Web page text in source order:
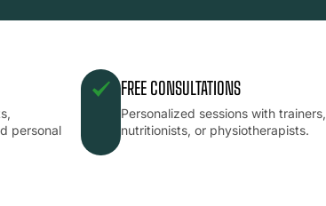
personal
FREE CONSULTATIONS
Personalized sessions with trainers,
nutritionists, or physiotherapists.